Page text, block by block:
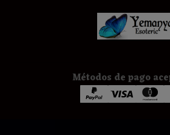
Métodos de pago